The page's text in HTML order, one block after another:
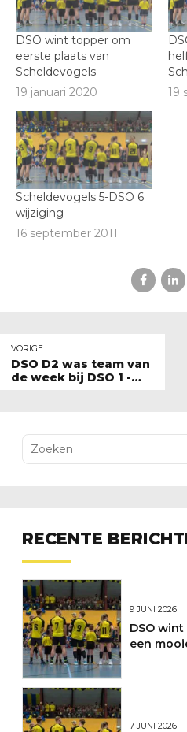
DSO wint topper om
eerste plaats van
Scheldevogels
19 januari 2020
19
Scheldevogels 5-DSO 6
wijziging
16 september 2011
VORIGE
DSO D2 was team van
de week bij DSO 1 -
RECENTE
9 JUNI 2026
DSO
een
7 JUNI 2026